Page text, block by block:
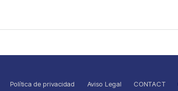
Política de privacidad Aviso Legal CONTACT